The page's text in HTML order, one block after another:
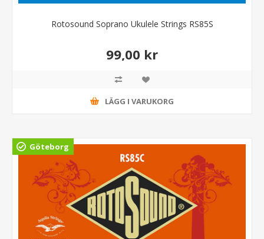
Rotosound Soprano Ukulele Strings RS85S
99,00 kr
LÄGG I VARUKORG
Göteborg